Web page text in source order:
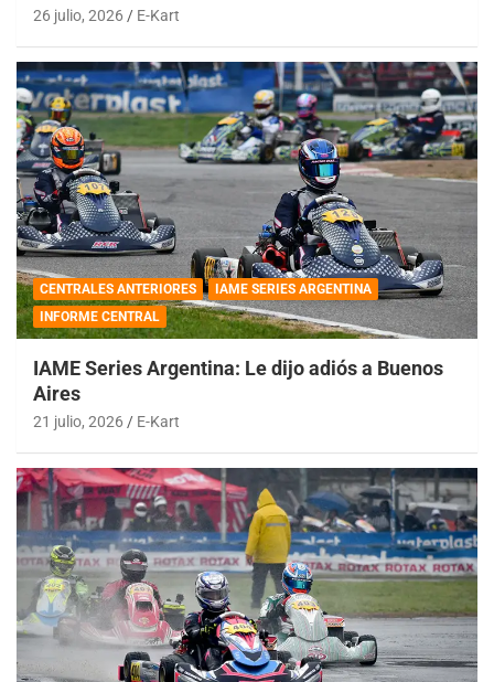
26 julio, 2026 E-Kart
CENTRALES ANTERIORES
IAME SERIES ARGENTINA
INFORME CENTRAL
IAME Series Argentina: Le dijo adiós a Buenos
Aires
21 julio, 2026 E-Kart